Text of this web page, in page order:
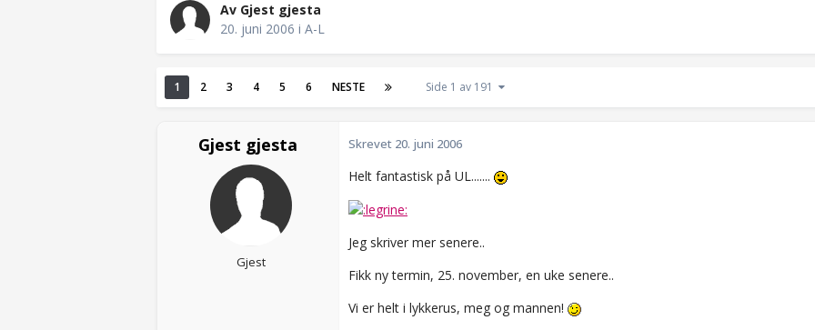
Av Gjest gjesta
20. juni 2006 i A-L
1 2 3 4 5 6 NESTE Side 1 av 191
Gjest gjesta
Gjest
Skrevet 20. juni 2006
Helt fantastisk på UL.......
Jeg skriver mer senere..
Fikk ny termin, 25. november, en uke senere..
Vi er helt i lykkerus, meg og mannen!